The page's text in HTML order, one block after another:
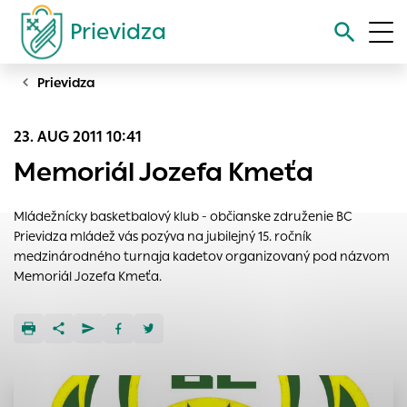
Prievidza
Vyhľadávanie
Prievidza
23. AUG 2011 10:41
Memoriál Jozefa Kmeťa
Mládežnícky basketbalový klub - občianske združenie BC
Prievidza mládež vás pozýva na jubilejný 15. ročník
medzinárodného turnaja kadetov organizovaný pod názvom
Memoriál Jozefa Kmeťa.
Nastavenie cookies
ukladať informácie o vašej aktivite a preferenciách.
Používajú sa napríklad k tomu, aby si webový prehliadač
zapamätoval Vaše prihlásenie alebo aby sa uložila Vaša
voľba v tomto okne.
Technické cookies
pomáhajú urobiť webové stránky uplatniteľnými tým, že
umožňujú základné funkcie, ako je navigácia na stránke a